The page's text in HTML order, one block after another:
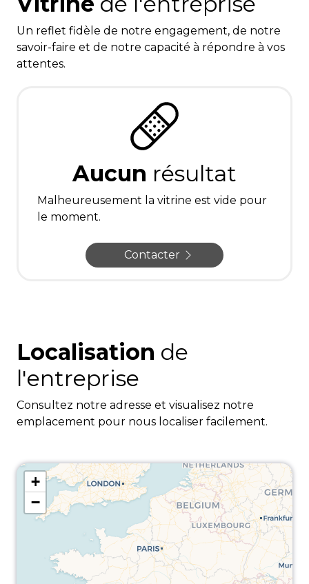
Un reflet fidèle de notre engagement, de notre
savoir-faire et de notre capacité à répondre à vos
attentes.
Aucun résultat
Malheureusement la vitrine est vide pour
le moment.
Contacter
Localisation de
l'entreprise
Consultez notre adresse et visualisez notre
emplacement pour nous localiser facilement.
+
−